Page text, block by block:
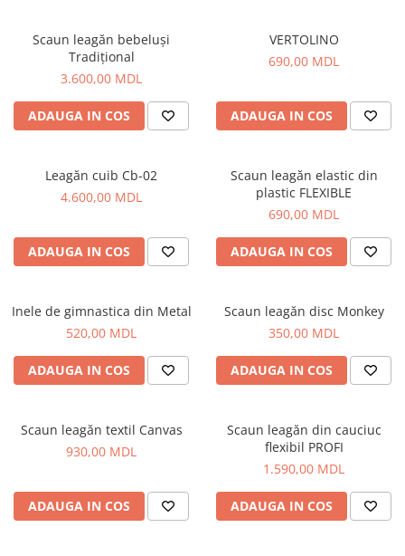
ACROBAȚIE - Inele /Frânghie
Accesorii de joacă
Elemente structurale
Structuri din Frânghie
Educativ / Creativ
Instrumente Muzicale
Mobilier Urban
Elemente Incluzive
Scaun leagăn bebeluși
Tradițional
3.600,00 MDL
ADAUGA IN COS
VERTOLINO
690,00 MDL
ADAUGA IN COS
Leagăn cuib Cb-02
4.600,00 MDL
ADAUGA IN COS
Scaun leagăn elastic din
plastic FLEXIBLE
690,00 MDL
ADAUGA IN COS
Inele de gimnastica din Metal
520,00 MDL
ADAUGA IN COS
Scaun leagăn disc Monkey
350,00 MDL
ADAUGA IN COS
Scaun leagăn textil Canvas
930,00 MDL
ADAUGA IN COS
Scaun leagăn din cauciuc
flexibil PROFI
1.590,00 MDL
ADAUGA IN COS